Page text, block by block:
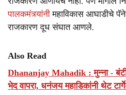
पालकमंत्र्यांनीमहाविकास आघाडीचे
राजकारण दूध संघात आणले.
Also Read
Dhananjay Mahadik : मुन्ना -
भेद वापरा, धनंजय महाडिकांनी थेट